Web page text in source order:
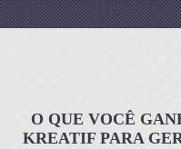
O QUE VOCÊ
KREATIF PARA